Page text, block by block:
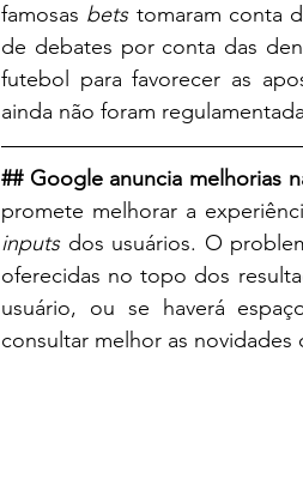
famosas bets tomaram conta
de debates por conta das
futebol para favorecer as
ainda não foram
## Google anuncia melhorias
inputs dos usuários. O
oferecidas no topo dos
usuário, ou se haverá
consultar melhor as novidades